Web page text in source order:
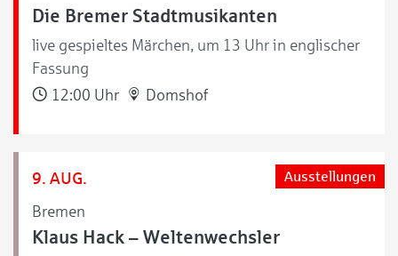
Die Bremer Stadtmusikanten
live gespieltes Märchen, um 13 Uhr in englischer
Fassung
12:00 Uhr
Domshof
9. AUG.
Bremen
Ausstellungen
Klaus Hack – Weltenwechsler